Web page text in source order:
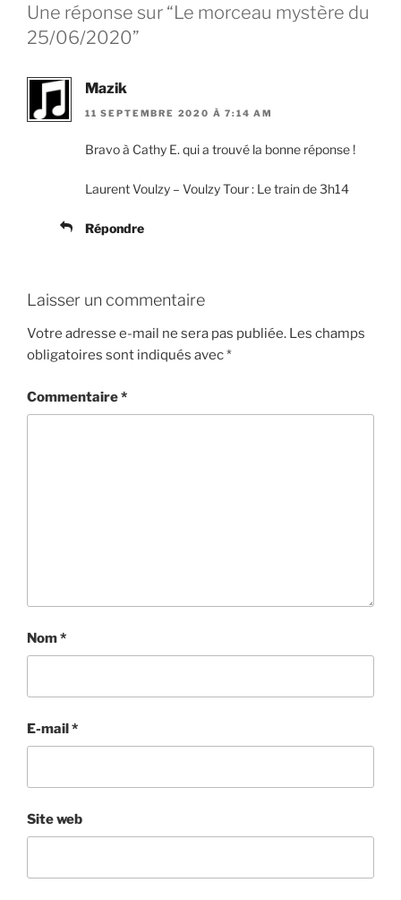
Une réponse sur “Le morceau mystère du
25/06/2020”
Mazik
11 SEPTEMBRE 2020 À 7:14 AM
Bravo à Cathy E. qui a trouvé la bonne réponse !
Laurent Voulzy – Voulzy Tour : Le train de 3h14
Répondre
Laisser un commentaire
Votre adresse e-mail ne sera pas publiée. Les champs
obligatoires sont indiqués avec*
Commentaire*
Nom*
E-mail*
Site web